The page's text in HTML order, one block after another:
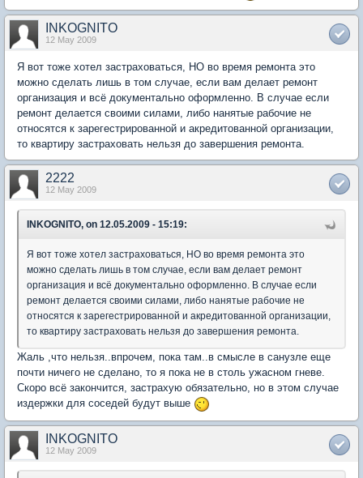
INKOGNITO
12 May 2009
Я вот тоже хотел застраховаться, НО во время ремонта это
можно сделать лишь в том случае, если вам делает ремонт
организация и всё документально оформленно. В случае если
ремонт делается своими силами, либо нанятые рабочие не
относятся к зарегестрированной и акредитованной организации,
то квартиру застраховать нельзя до завершения ремонта.
2222
12 May 2009
INKOGNITO, on 12.05.2009 - 15:19:
Я вот тоже хотел застраховаться, НО во время ремонта это
можно сделать лишь в том случае, если вам делает ремонт
организация и всё документально оформленно. В случае если
ремонт делается своими силами, либо нанятые рабочие не
относятся к зарегестрированной и акредитованной организации,
то квартиру застраховать нельзя до завершения ремонта.
Жаль ,что нельзя..впрочем, пока там..в смысле в санузле еще
почти ничего не сделано, то я пока не в столь ужасном гневе.
Скоро всё закончится, застрахую обязательно, но в этом случае
издержки для соседей будут выше
INKOGNITO
12 May 2009